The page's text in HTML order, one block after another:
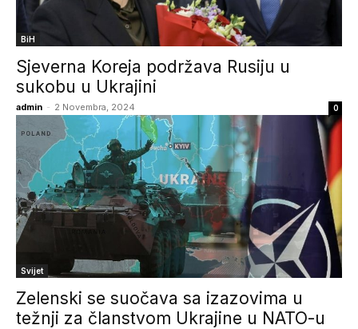
BiH
Sjeverna Koreja podržava Rusiju u
sukobu u Ukrajini
admin - 2 Novembra, 2024 0
Svijet
Zelenski se suočava sa izazovima u
težnji za članstvom Ukrajine u NATO-u